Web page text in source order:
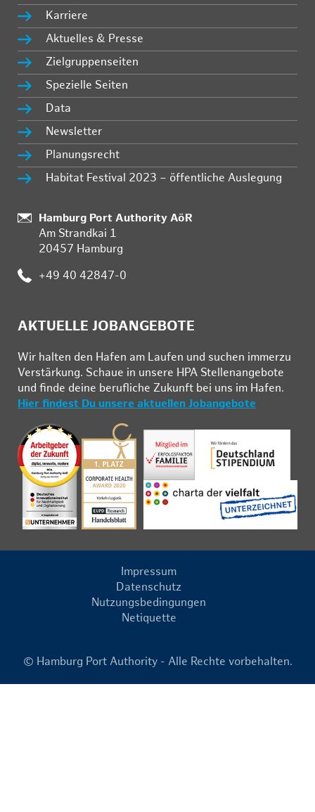
Karriere
Aktuelles & Presse
Zielgruppenseiten
Spezielle Seiten
Data
Newsletter
Planungsrecht
Habitat Festival 2023 – öffentliche Auslegung
:
Hamburg Port Authority AöR
Am Strandkai 1
20457 Hamburg
: +49 40 42847-0
AKTUELLE JOBANGEBOTE
Wir hal­ten den Ha­fen am Lau­fen und su­chen im­mer­zu
Ver­stär­kung. Schau­e in un­se­re HPA Stel­len­an­ge­bo­te
und fin­de deine be­ruf­li­che Zu­kunft bei uns im Ha­fen.
Hier findest Du unsere aktuellen Jobangebote
Impressum
Datenschutz
Nutzungsbedingungen
Netiquette
© Hamburg Port Authority - Alle Rechte vorbehalten.